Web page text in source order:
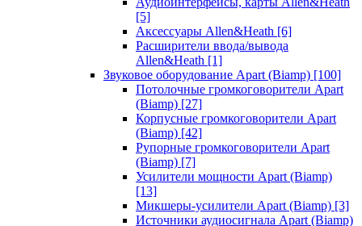
[5]
Аксессуары Allen&Heath [6]
Расширители ввода/вывода
Allen&Heath [1]
Звуковое оборудование Apart (Biamp) [100]
Потолочные громкоговорители Apart
(Biamp) [27]
Корпусные громкоговорители Apart
(Biamp) [42]
Рупорные громкоговорители Apart
(Biamp) [7]
Усилители мощности Apart (Biamp)
[13]
Микшеры-усилители Apart (Biamp) [3]
Источники аудиосигнала Apart (Biamp)